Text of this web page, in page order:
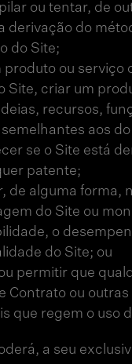
ou tentar, de
derivação do
do Site;
produto ou serviço
Site, criar um
recursos,
aos do
se o Site está
patente;
de alguma forma,
do Site ou
o
do Site; ou
permitir que
Contrato ou
que regem o uso
a seu